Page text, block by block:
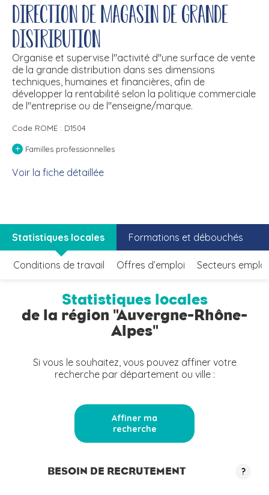
Direction de magasin de grande
distribution
Organise et supervise l''activité d''une surface de vente
de la grande distribution dans ses dimensions
techniques, humaines et financières, afin de
développer la rentabilité selon la politique commerciale
de l''entreprise ou de l''enseigne/marque.
Code ROME : D1504
+ Familles professionnelles
Voir la fiche détaillée
Statistiques locales Formations et débouchés
Conditions de travail Offres d’emploi Secteurs
Statistiques locales
de la région "Auvergne-Rhône-
Alpes"
Si vous le souhaitez, vous pouvez affiner votre
recherche par département ou ville :
Affiner ma
recherche
BESOIN DE RECRUTEMENT ?